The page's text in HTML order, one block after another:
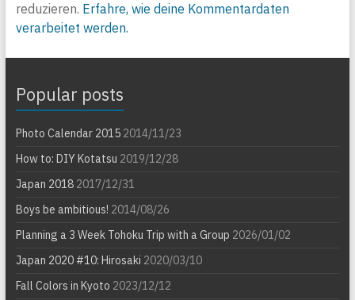
reduzieren. Erfahre, wie deine Kommentardaten
verarbeitet werden.
Popular posts
Photo Calendar 20152014/11/23
How to: DIY Kotatsu 2019/12/28
Japan 20182017/12/31
Boys be ambitious! 2014/08/26
Planning a 3 Week Tohoku Trip with a Group 2026/01/02
Japan 2020 #10: Hirosaki 2020/03/10
Fall Colors in Kyoto 2023/12/12